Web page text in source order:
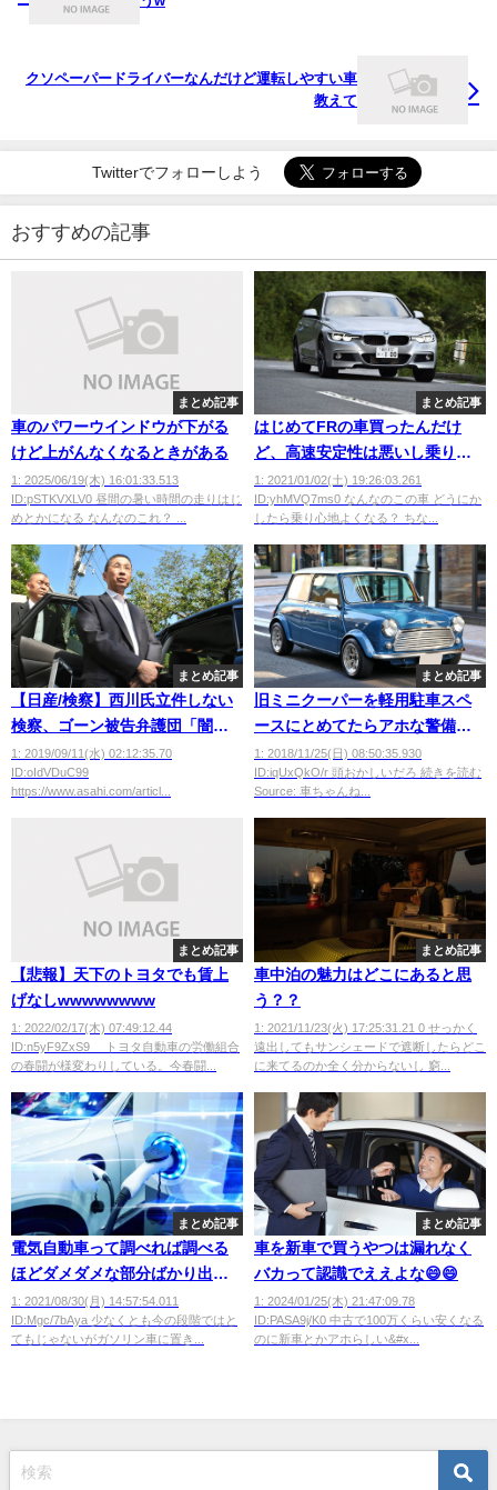
クソペーパードライバーなんだけど運転しやすい車
教えて
Twitterでフォローしよう
おすすめの記事
まとめ記事
車のパワーウインドウが下がる
けど上がんなくなるときがある
1: 2025/06/19(木) 16:01:33.513
ID:pSTKVXLV0 昼間の暑い時間の走りはじ
めとかになる なんなのこれ？ ...
まとめ記事
はじめてFRの車買ったんだけ
ど、高速安定性は悪いし乗り心
地悪いし最悪なんだが・・・
1: 2021/01/02(土) 19:26:03.261
ID:yhMVQ7ms0 なんなのこの車 どうにか
したら乗り心地よくなる？ ちな...
まとめ記事
【日産/検察】西川氏立件しない
検察、ゴーン被告弁護団「闇取
引疑う」
1: 2019/09/11(水) 02:12:35.70
ID:oIdVDuC99
https://www.asahi.com/articl...
まとめ記事
旧ミニクーパーを軽用駐車スペ
ースにとめてたらアホな警備員
に動かせ言われたんだが？？
wwwwwwwwwwwwwwww
1: 2018/11/25(日) 08:50:35.930
ID:iqUxQkO/r 頭おかしいだろ 続きを読む
Source: 車ちゃんね...
まとめ記事
【悲報】天下のトヨタでも賃上
げなしwwwwwwww
1: 2022/02/17(木) 07:49:12.44
ID:n5yF9ZxS9 トヨタ自動車の労働組合
の春闘が様変わりしている。今春闘...
まとめ記事
車中泊の魅力はどこにあると思
う？？
1: 2021/11/23(火) 17:25:31.21 0 せっかく
遠出してもサンシェードで遮断したらどこ
に来てるのか全く分からないし 窮...
まとめ記事
電気自動車って調べれば調べる
ほどダメダメな部分ばかり出て
くるなｗｗｗ
1: 2021/08/30(月) 14:57:54.011
ID:Mgc/7bAya 少なくとも今の段階ではと
てもじゃないがガソリン車に置き...
まとめ記事
車を新車で買うやつは漏れなく
バカって認識でええよな😄😄
1: 2024/01/25(木) 21:47:09.78
ID:PASA9j/K0 中古で100万くらい安くなる
のに新車とかアホらしい&#x...